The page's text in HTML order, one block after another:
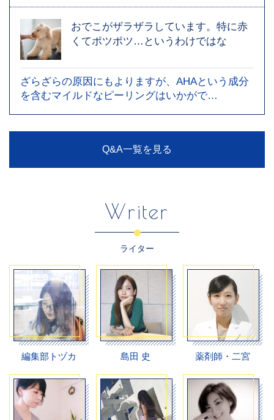
おでこがザラザラしています。特に赤
くてポツポツ…というわけではな
ざらざらの原因にもよりますが、AHAという成分
を含むマイルドなピーリングはいかがで…
Q&A一覧を見る
Writer
ライター
編集部トヅカ 島田 史 薬剤師・二宮